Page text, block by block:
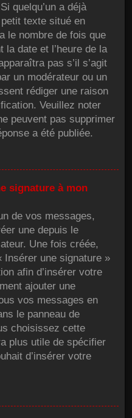
quelqu’un a déjà
texte situé en
le nombre de fois que
la date et l’heure de la
pas s’il s’agit
un modérateur ou un
rédiger une raison
Veuillez noter
peuvent pas supprimer
a été publiée.
signature à mon
de vos messages,
une depuis le
Une fois créée,
une signature »
afin d’insérer votre
ajouter une
vos messages en
le panneau de
choisissez cette
plus utile de spécifier
d’insérer votre